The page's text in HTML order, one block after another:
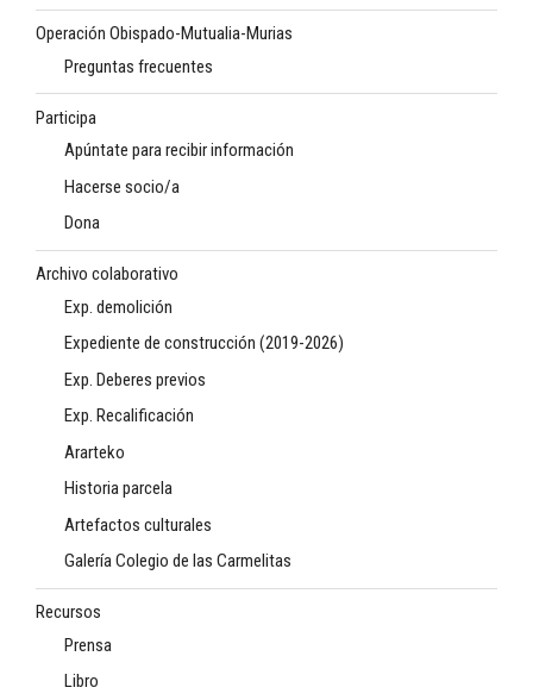
Operación Obispado-Mutualia-Murias
Preguntas frecuentes
Participa
Apúntate para recibir información
Hacerse socio/a
Dona
Archivo colaborativo
Exp. demolición
Expediente de construcción (2019-2026)
Exp. Deberes previos
Exp. Recalificación
Ararteko
Historia parcela
Artefactos culturales
Galería Colegio de las Carmelitas
Recursos
Prensa
Libro